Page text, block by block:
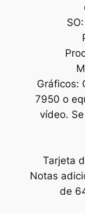
Gráficos:
7950 o
vídeo.
Tarjeta
Notas
de